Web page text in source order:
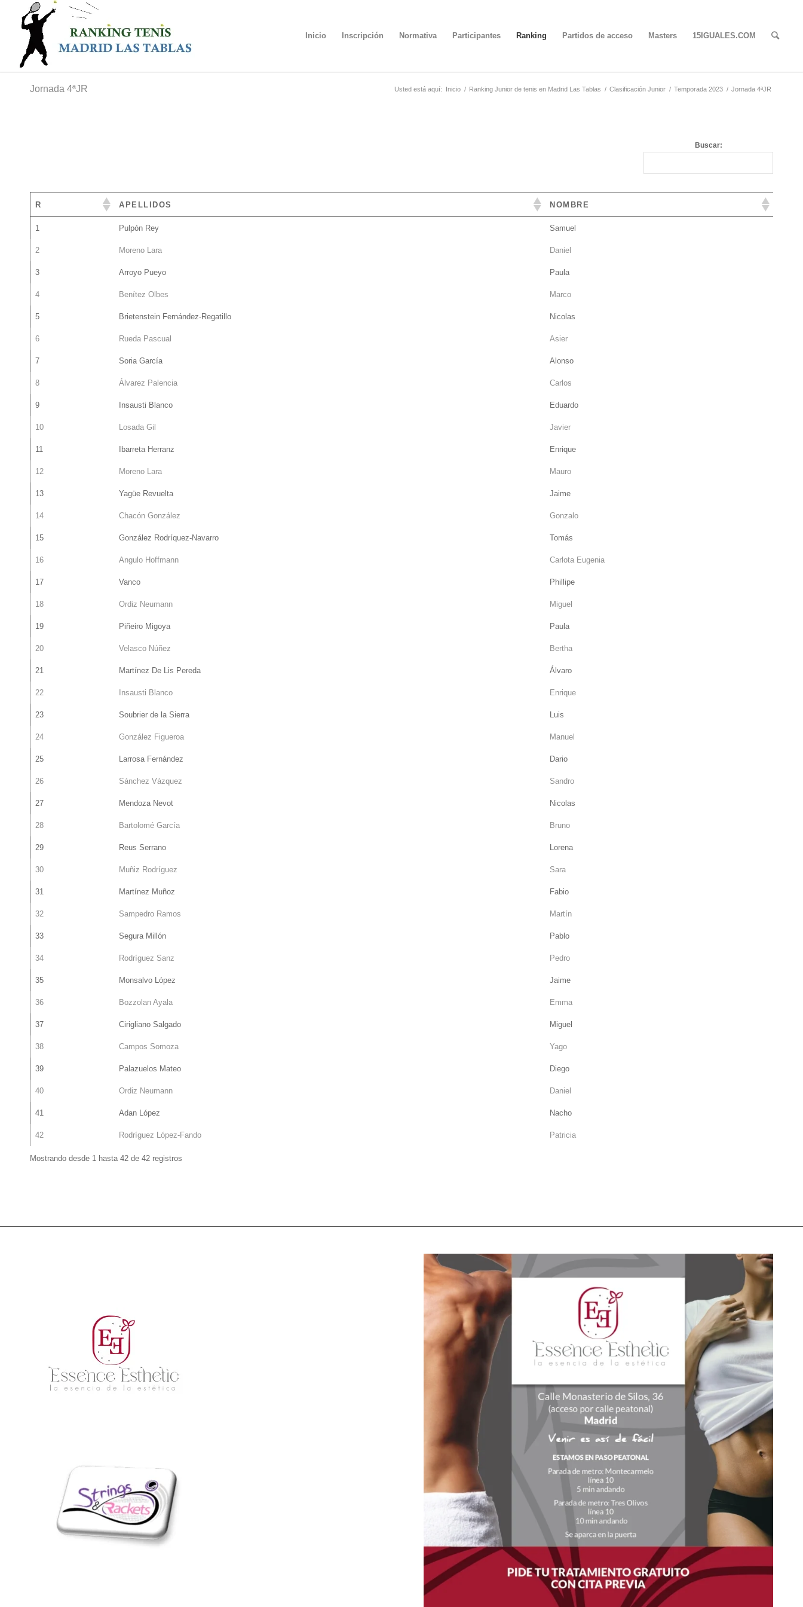
Inicio Inscripción Normativa Participantes Ranking Partidos de acceso Masters 15IGUALES.COM
Jornada 4ªJR Usted está aquí: Inicio / Ranking Junior de tenis en Madrid Las Tablas / Clasificación Junior / Temporada 2023 / Jornada 4ªJR
Buscar:
R APELLIDOS NOMBRE
1 Pulpón Rey Samuel
2 Moreno Lara Daniel
3 Arroyo Pueyo Paula
4 Benítez Olbes Marco
5 Brietenstein Fernández-Regatillo Nicolas
6 Rueda Pascual Asier
7 Soria García Alonso
8 Álvarez Palencia Carlos
9 Insausti Blanco Eduardo
10 Losada Gil Javier
11 Ibarreta Herranz Enrique
12 Moreno Lara Mauro
13 Yagüe Revuelta Jaime
14 Chacón González Gonzalo
15 González Rodríquez-Navarro Tomás
16 Angulo Hoffmann Carlota Eugenia
17 Vanco Phillipe
18 Ordiz Neumann Miguel
19 Piñeiro Migoya Paula
20 Velasco Núñez Bertha
21 Martínez De Lis Pereda Álvaro
22 Insausti Blanco Enrique
23 Soubrier de la Sierra Luis
24 González Figueroa Manuel
25 Larrosa Fernández Dario
26 Sánchez Vázquez Sandro
27 Mendoza Nevot Nicolas
28 Bartolomé García Bruno
29 Reus Serrano Lorena
30 Muñiz Rodríguez Sara
31 Martínez Muñoz Fabio
32 Sampedro Ramos Martín
33 Segura Millón Pablo
34 Rodríguez Sanz Pedro
35 Monsalvo López Jaime
36 Bozzolan Ayala Emma
37 Cirigliano Salgado Miguel
38 Campos Somoza Yago
39 Palazuelos Mateo Diego
40 Ordiz Neumann Daniel
41 Adan López Nacho
42 Rodríguez López-Fando Patricia
Mostrando desde 1 hasta 42 de 42 registros